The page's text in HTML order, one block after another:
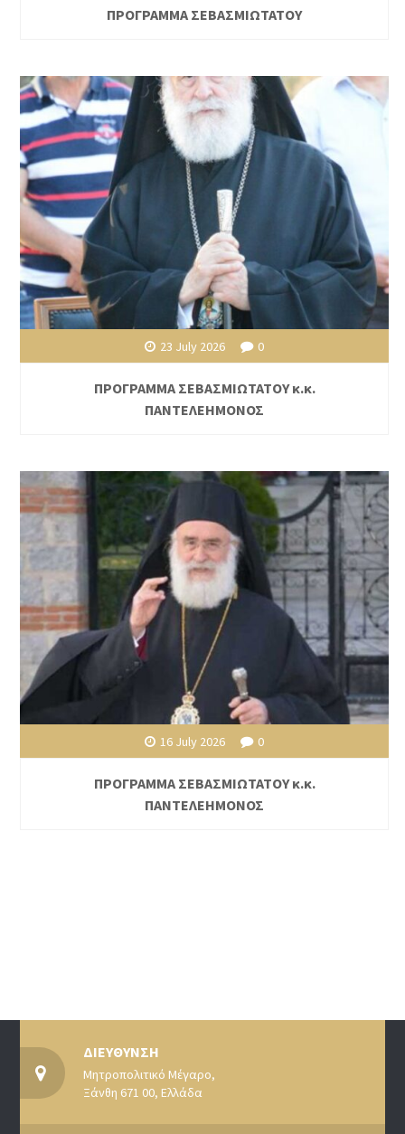
ΠΡΟΓΡΑΜΜΑ ΣΕΒΑΣΜΙΩΤΑΤΟΥ
23 July 2026 0
ΠΡΟΓΡΑΜΜΑ ΣΕΒΑΣΜΙΩΤΑΤΟΥ κ.κ.
ΠΑΝΤΕΛΕΗΜΟΝΟΣ
16 July 2026 0
ΠΡΟΓΡΑΜΜΑ ΣΕΒΑΣΜΙΩΤΑΤΟΥ κ.κ.
ΠΑΝΤΕΛΕΗΜΟΝΟΣ
ΔΙΕΥΘΥΝΣΗ
Μητροπολιτικό Μέγαρο,
Ξάνθη 671 00, Ελλάδα